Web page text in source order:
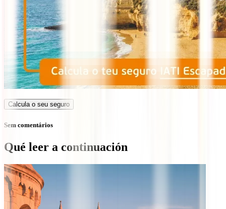
Calcula o seu seguro
Sem comentários
Qué leer a continuación